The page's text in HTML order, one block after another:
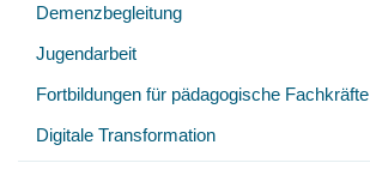
Demenzbegleitung
Jugendarbeit
Fortbildungen für pädagogische Fachkräfte
Digitale Transformation